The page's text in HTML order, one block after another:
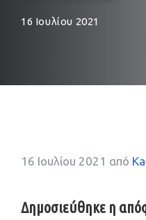
16 Ιουλίου 2021
16 Ιουλίου 2021 από
Δημοσιεύθηκε η